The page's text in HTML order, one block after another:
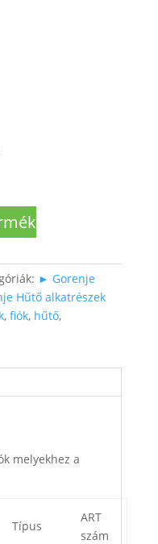
► Gorenje
Hűtő alkatrészek
, fiók, hűtő,
melyekhez a
Típus
ART
szám